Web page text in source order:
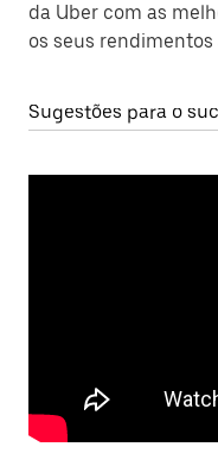
da Uber com as
os seus
Sugestões para o